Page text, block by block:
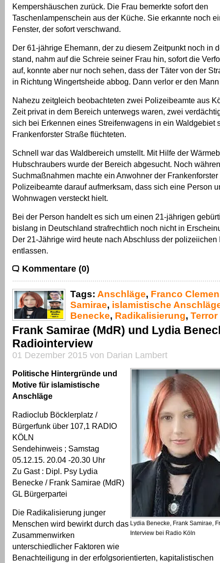
Kempershäuschen zurück. Die Frau bemerkte sofort den
Taschenlampenschein aus der Küche. Sie erkannte noch
Fenster, der sofort verschwand.
Der 61-jährige Ehemann, der zu diesem Zeitpunkt noch in
stand, nahm auf die Schreie seiner Frau hin, sofort die
auf, konnte aber nur noch sehen, dass der Täter von der
in Richtung Wingertsheide abbog. Dann verlor er den
Nahezu zeitgleich beobachteten zwei Polizeibeamte aus
Zeit privat in dem Bereich unterwegs waren, zwei
sich bei Erkennen eines Streifenwagens in ein Waldgebiet
Frankenforster Straße flüchteten.
Schnell war das Waldbereich umstellt. Mit Hilfe der
Hubschraubers wurde der Bereich abgesucht. Noch
Suchmaßnahmen machte ein Anwohner der
Polizeibeamte darauf aufmerksam, dass sich eine Person
Wohnwagen versteckt hielt.
Bei der Person handelt es sich um einen 21-jährigen
bislang in Deutschland strafrechtlich noch nicht in
Der 21-Jährige wird heute nach Abschluss der polizeiichen
entlassen.
Kommentare (0)
Tags: Anschläge, Franco
Samirae, islamistische
Benecke, Radikalisierung, Terror
Frank Samirae (MdR) und Lydia
Radiointerview
01 Dezember 2015 von Darian Lambert
Lydia Benecke, Frank Samirae,
Interview bei Radio Köln
Politische Hintergründe und
Motive für islamistische
Anschläge
Radioclub Böcklerplatz /
Bürgerfunk über 107,1 RADIO
KÖLN
Sendehinweis ; Samstag
05.12.15. 20.04 -20.30 Uhr
Zu Gast : Dipl. Psy Lydia
Benecke / Frank Samirae (MdR)
GL Bürgerpartei
Die Radikalisierung junger
Menschen wird bewirkt durch das
Zusammenwirken
unterschiedlicher Faktoren wie
Benachteiligung in der erfolgsorientierten, kapitalistischen